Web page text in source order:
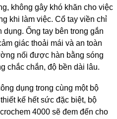
không gây khó khăn cho việc
khi làm việc. Cổ tay viền chỉ
dụng. Ống tay bên trong gắn
giác thoải mái và an toàn
nối được hàn bằng sóng
chắc chắn, độ bền dài lâu.
dụng trong cùng một bộ
kế hết sức đặc biệt, bộ
4000 sẽ đem đến cho